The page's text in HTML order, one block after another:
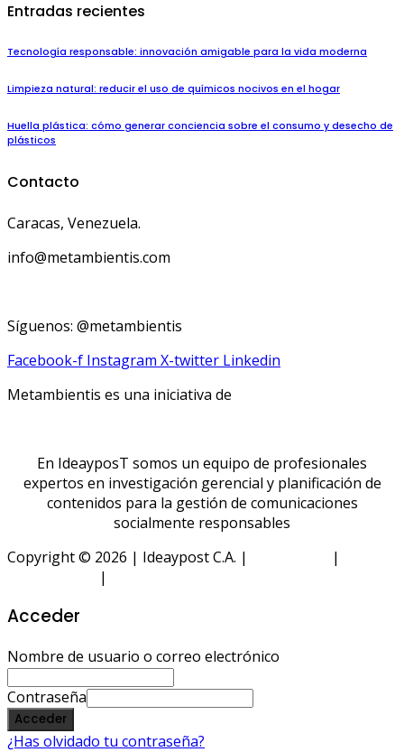
Entradas recientes
Tecnología responsable: innovación amigable para la vida moderna
Limpieza natural: reducir el uso de químicos nocivos en el hogar
Huella plástica: cómo generar conciencia sobre el consumo y desecho de
plásticos
Contacto
Caracas, Venezuela.
info@metambientis.com
Síguenos: @metambientis
Facebook-f Instagram X-twitter Linkedin
Metambientis es una iniciativa de
En IdeayposT somos un equipo de profesionales
expertos en investigación gerencial y planificación de
contenidos para la gestión de comunicaciones
socialmente responsables
Copyright © 2026 | Ideaypost C.A. |
|
|
Acceder
Nombre de usuario o correo electrónico
Contraseña
Acceder
¿Has olvidado tu contraseña?